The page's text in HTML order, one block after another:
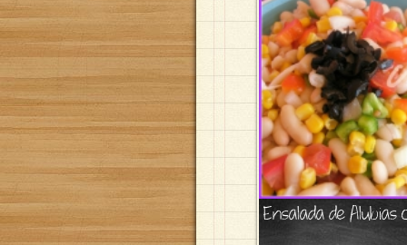
Ensalada de Alubias